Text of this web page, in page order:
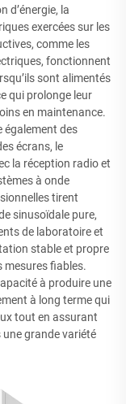
d’énergie, la
exercées sur les
comme les
fonctionnent
sont alimentés
qui prolonge leur
en maintenance.
également des
écrans, le
la réception radio et
à onde
tirent
sinusoïdale pure,
de laboratoire et
stable et propre
mesures fiables.
à produire une
à long terme qui
tout en assurant
grande variété